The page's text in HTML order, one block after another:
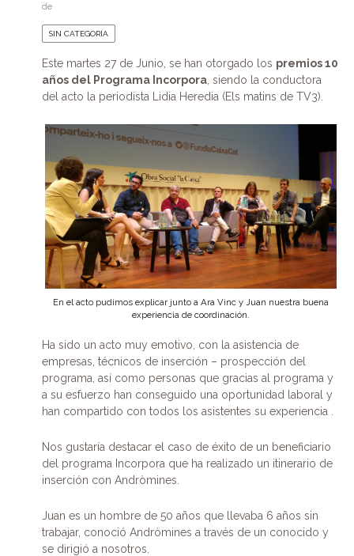
de
SIN CATEGORÍA
Este martes 27 de Junio, se han otorgado los premios 10
años del Programa Incorpora, siendo la conductora
del acto la periodista Lidia Heredia (Els matins de TV3).
En el acto pudimos explicar junto a Ara Vinc y Juan nuestra buena
experiencia de coordinación.
Ha sido un acto muy emotivo, con la asistencia de
empresas, técnicos de inserción – prospección del
programa, así como personas que gracias al programa y
a su esfuerzo han conseguido una oportunidad laboral y
han compartido con todos los asistentes su experiencia .
Nos gustaría destacar el caso de éxito de un beneficiario
del programa Incorpora que ha realizado un itinerario de
inserción con Andròmines.
Juan es un hombre de 50 años que llevaba 6 años sin
trabajar, conoció Andròmines a través de un conocido y
se dirigió a nosotros.